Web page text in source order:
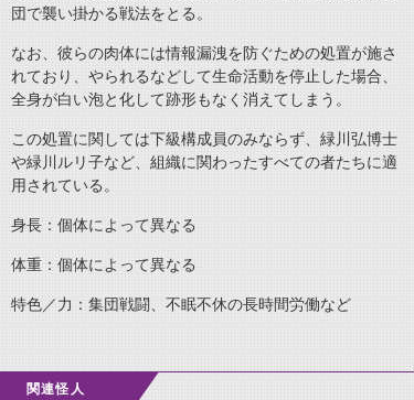
団で襲い掛かる戦法をとる。
なお、彼らの肉体には情報漏洩を防ぐための処置が施さ
れており、やられるなどして生命活動を停止した場合、
全身が白い泡と化して跡形もなく消えてしまう。
この処置に関しては下級構成員のみならず、緑川弘博士
や緑川ルリ子など、組織に関わったすべての者たちに適
用されている。
身長：個体によって異なる
体重：個体によって異なる
特色／力：集団戦闘、不眠不休の長時間労働など
関連怪人